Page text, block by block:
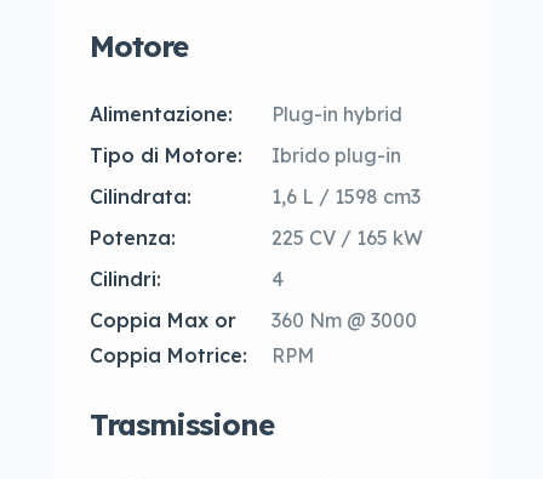
Motore
Alimentazione:
Plug-in hybrid
Tipo di Motore:
Ibrido plug-in
Cilindrata:
1,6 L / 1598 cm3
Potenza:
225 CV / 165 kW
Cilindri:
4
Coppia Max or
Coppia Motrice:
360 Nm @ 3000
RPM
Trasmissione